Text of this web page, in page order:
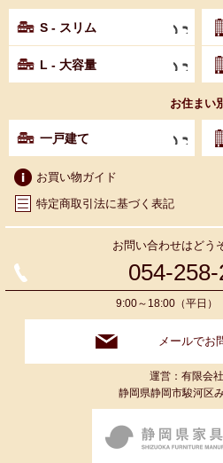
S - スリム
L - 大容量
お住まい
一戸建て
お買い物ガイド
特定商取引法に基づく表記
お問い合わせはどう
054-
9:00～18:00（平日
メールでお
運営：有限会
静岡県静岡市駿河区